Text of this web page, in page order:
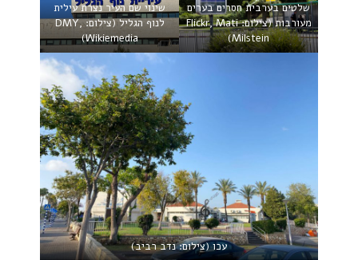
שלטים בערבית חסרים בערים
מעורבות (צילום: Flickr, Mati
Milstein)
שינוי שם העיר נצרת עילית
לנוף הגליל (צילום: DMY,
Wikiemedia)
עכו (צילום: נדב רביב)